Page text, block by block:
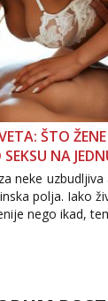
ŠTO
NA
neke
polja. Iako
nego ikad,
Što